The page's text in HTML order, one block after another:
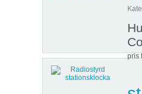
pris